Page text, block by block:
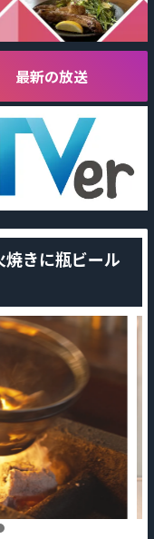
最新の放送
きに瓶ビール